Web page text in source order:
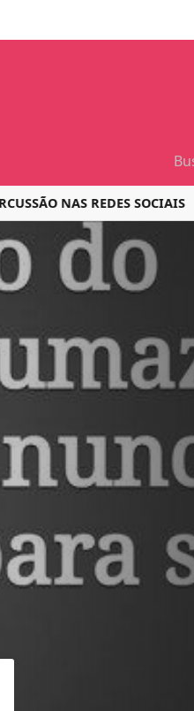
NAS REDES SOCIAIS